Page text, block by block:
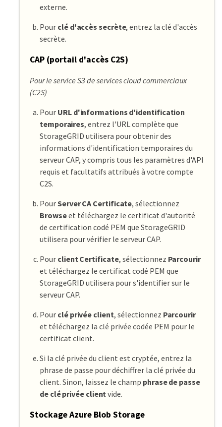
externe.
Pour clé d'accès secrète, entrez la clé d'accès
secrète.
CAP (portail d'accès C2S)
Pour le service S3 de services cloud commerciaux
(C2S)
Pour URL d'informations d'identification
temporaires, entrez l'URL complète que
StorageGRID utilisera pour obtenir des
informations d'identification temporaires du
serveur CAP, y compris tous les paramètres d'API
requis et facultatifs attribués à votre compte
C2S.
PourServer CA Certificate, sélectionnez
Browseet téléchargez le certificat d'autorité
de certification codé PEM que StorageGRID
utilisera pour vérifier le serveur CAP.
Pour client Certificate, sélectionnez Parcourir
et téléchargez le certificat codé PEM que
StorageGRID utilisera pour s'identifier sur le
serveur CAP.
Pour clé privée client, sélectionnez Parcourir
et téléchargez la clé privée codée PEM pour le
certificat client.
Si la clé privée du client est cryptée, entrez la
phrase de passe pour déchiffrer la clé privée du
client. Sinon, laissez le champ phrase de passe
de clé privée clientvide.
Stockage Azure Blob Storage